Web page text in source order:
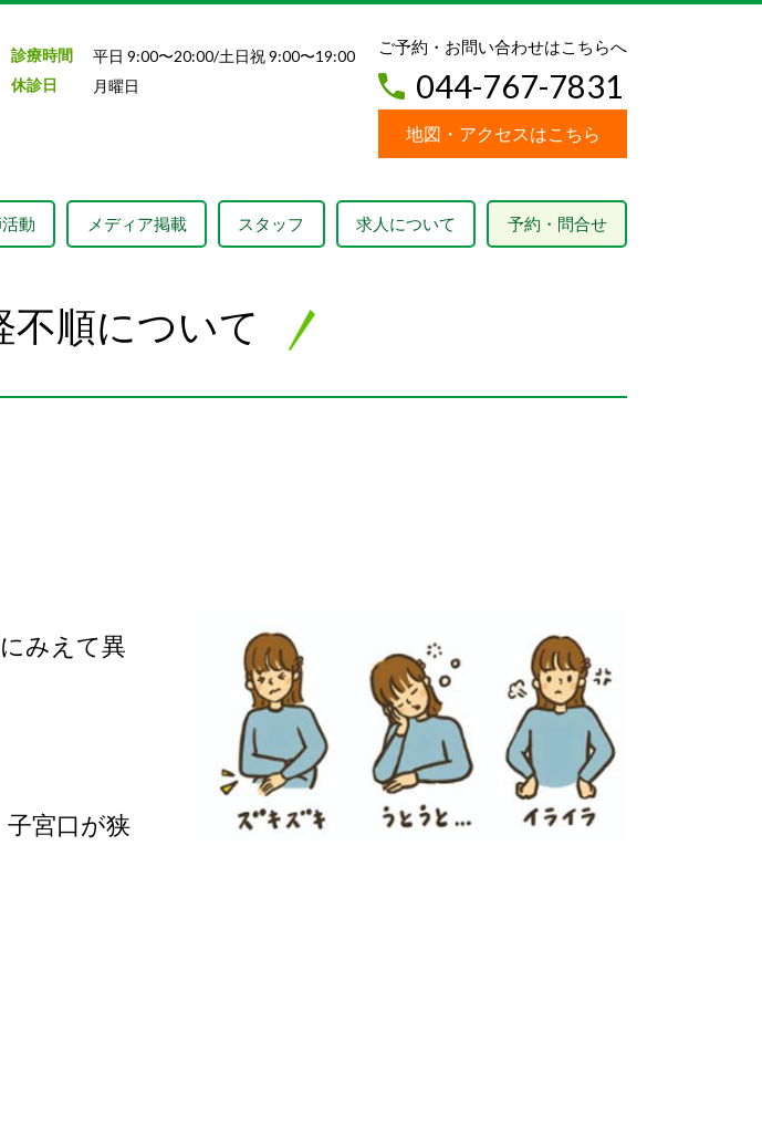
診療時間 平日 9:00〜20:00/土日祝 9:00〜19:00
休診日
月曜日
ご予約・お問い合わせはこちらへ
044-767-7831
地図・アクセスはこちら
動 メディア掲載 スタッフ 求人について 予約・問合せ
不順について
みえて異
宮口が狭